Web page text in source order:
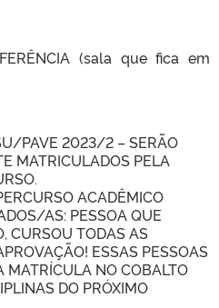
(sala que fica em
PAVE 2023/2 – SERÃO
MATRICULADOS PELA
ACADÊMICO
AS: PESSOA QUE
CURSOU TODAS AS
ESSAS PESSOAS
MATRÍCULA NO COBALTO
DO PRÓXIMO